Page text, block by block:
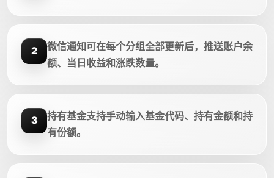
2
微信通知可在每个分组全部更新后，推送账户余
额、当日收益和涨跌数量。
3
持有基金支持手动输入基金代码、持有金额和持
有份额。